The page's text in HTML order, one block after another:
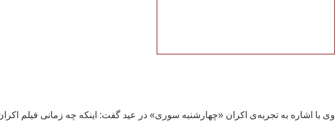
وی با اشاره به تجربه‌ی اکران «چهارشنبه سوری» در عيد گفت: اينکه چه زمانی فيلم